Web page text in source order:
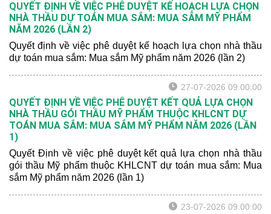
QUYẾT ĐỊNH VỀ VIỆC PHÊ DUYỆT KẾ HOẠCH LỰA CHỌN
NHÀ THẦU DỰ TOÁN MUA SẮM: MUA SẮM MỸ PHẨM
NĂM 2026 (LẦN 2)
Quyết định về việc phê duyệt kế hoạch lựa chọn nhà thầu
dự toán mua sắm: Mua sắm Mỹ phẩm năm 2026 (lần 2)
27-07-2026 09:00:00
QUYẾT ĐỊNH VỀ VIỆC PHÊ DUYỆT KẾT QUẢ LỰA CHỌN
NHÀ THẦU GÓI THẦU MỸ PHẨM THUỘC KHLCNT DỰ
TOÁN MUA SẮM: MUA SẮM MỸ PHẨM NĂM 2026 (LẦN
1)
Quyết Định về việc phê duyệt kết quả lựa chọn nhà thầu
gói thầu Mỹ phẩm thuộc KHLCNT dự toán mua sắm: Mua
sắm Mỹ phẩm năm 2026 (lần 1)
23-07-2026 09:00:00